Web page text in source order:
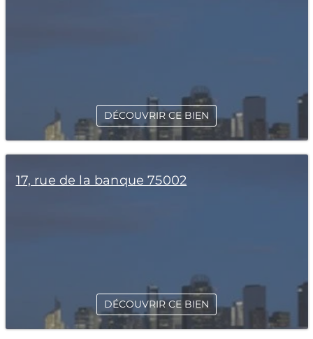
DÉCOUVRIR CE BIEN
17, rue de la banque 75002
DÉCOUVRIR CE BIEN